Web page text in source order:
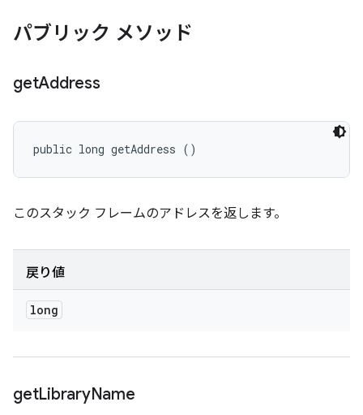
パブリック メソッド
getAddress
public long getAddress ()
このスタック フレームのアドレスを返します。
戻り値
long
getLibraryName